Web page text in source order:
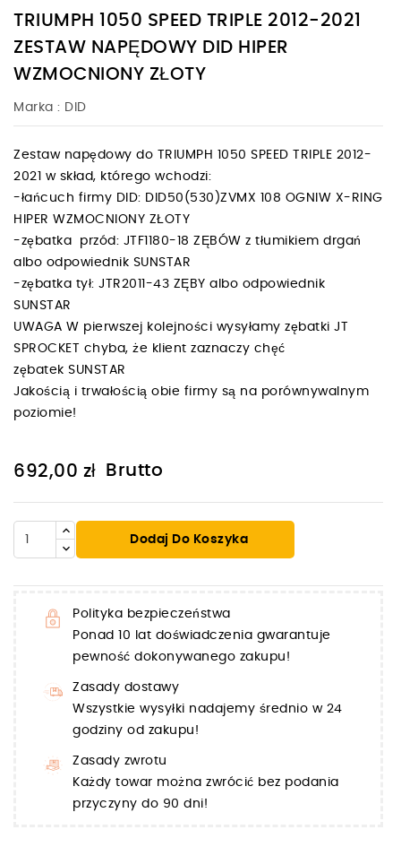
TRIUMPH 1050 SPEED TRIPLE 2012-2021
ZESTAW NAPĘDOWY DID HIPER
WZMOCNIONY ZŁOTY
Marka : DID
Zestaw napędowy do TRIUMPH 1050 SPEED TRIPLE 2012-
2021 w skład, którego wchodzi:
-łańcuch firmy DID: DID50(530)ZVMX 108 OGNIW X-RING
HIPER WZMOCNIONY ZŁOTY
-zębatka przód: JTF1180-18 ZĘBÓW z tłumikiem drgań
albo odpowiednik SUNSTAR
-zębatka tył: JTR2011-43 ZĘBY albo odpowiednik
SUNSTAR
UWAGA W pierwszej kolejności wysyłamy zębatki JT
SPROCKET chyba, że klient zaznaczy chęć
zębatek SUNSTAR
Jakością i trwałością obie firmy są na porównywalnym
poziomie!
692,00 zł Brutto
Dodaj Do Koszyka
Polityka bezpieczeństwa
Ponad 10 lat doświadczenia gwarantuje
pewność dokonywanego zakupu!
Zasady dostawy
Wszystkie wysyłki nadajemy średnio w 24
godziny od zakupu!
Zasady zwrotu
Każdy towar można zwrócić bez podania
przyczyny do 90 dni!